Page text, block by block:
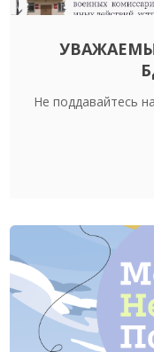
Не поддавайтесь